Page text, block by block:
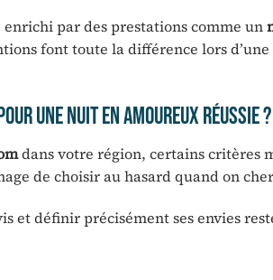
par des prestations comme un
font toute la différence lors d’une
une nuit en amoureux réussie ?
dans votre région, certains critères
de choisir au hasard quand on
et définir précisément ses envies